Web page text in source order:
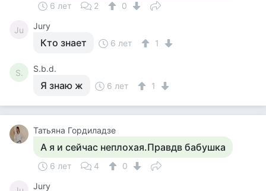
6 лет 2 0
Ju Jury
Кто знает 6 лет 1
S. S.b.d.
Я знаю ж 6 лет 1
Татьяна Гордиладзе
А я и сейчас неплохая.Правдв бабушка
6 лет 4 0
Jury